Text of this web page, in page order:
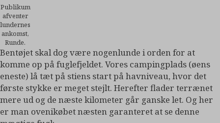
Publikum
afventer
lundernes
ankomst,
Runde.
Bentøjet skal dog være nogenlunde i orden for at
komme op på fuglefjeldet. Vores campingplads (øens
eneste) lå tæt på stiens start på havniveau, hvor det
første stykke er meget stejlt. Herefter flader terrænet
mere ud og de næste kilometer går ganske let. Og her
er man ovenikøbet næsten garanteret at se denne